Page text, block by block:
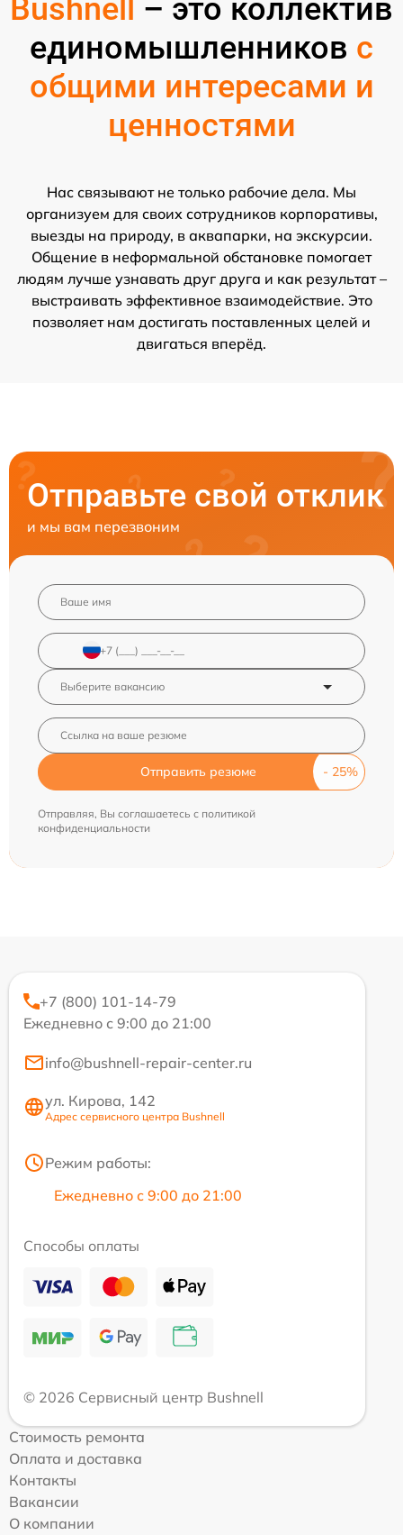
Bushnell – это коллектив
единомышленников с
общими интересами и
ценностями
Нас связывают не только рабочие дела. Мы
организуем для своих сотрудников корпоративы,
выезды на природу, в аквапарки, на экскурсии.
Общение в неформальной обстановке помогает
людям лучше узнавать друг друга и как результат –
выстраивать эффективное взаимодействие. Это
позволяет нам достигать поставленных целей и
двигаться вперёд.
Отправьте свой отклик
и мы вам перезвоним
Отправить резюме
Отправляя, Вы соглашаетесь с политикой
конфиденциальности
+7 (800) 101-14-79
Ежедневно с 9:00 до 21:00
info@bushnell-repair-center.ru
ул. Кирова, 142
Адрес сервисного центра Bushnell
Режим работы:
Ежедневно с 9:00 до 21:00
Способы оплаты
© 2026 Сервисный центр Bushnell
Стоимость ремонта
Оплата и доставка
Контакты
Вакансии
О компании